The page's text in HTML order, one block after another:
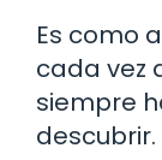
Es como
cada vez
siempre
descubrir.